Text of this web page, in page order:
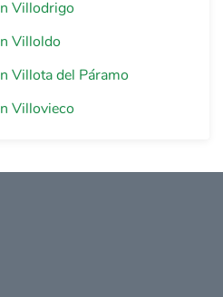
Villodrigo
Villoldo
Villota del Páramo
Villovieco